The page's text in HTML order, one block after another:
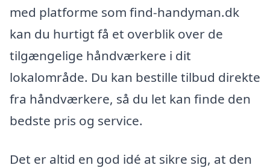
med platforme som find-handyman.dk
kan du hurtigt få et overblik over de
tilgængelige håndværkere i dit
lokalområde. Du kan bestille tilbud direkte
fra håndværkere, så du let kan finde den
bedste pris og service.
Det er altid en god idé at sikre sig, at den